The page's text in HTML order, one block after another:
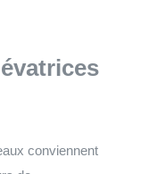
conviennent